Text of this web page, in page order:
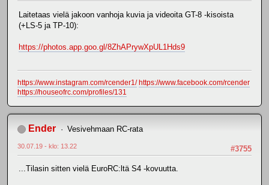
Laitetaas vielä jakoon vanhoja kuvia ja videoita GT-8 -kisoista
(+LS-5 ja TP-10):
https://photos.app.goo.gl/8ZhAPrywXpUL1Hds9
https://www.instagram.com/rcender1/ https://www.facebook.com/rcender
https://houseofrc.com/profiles/131
Ender Vesivehmaan RC-rata
#3755
30.07.19 - klo: 13.22
...Tilasin sitten vielä EuroRC:ltä S4 -kovuutta.